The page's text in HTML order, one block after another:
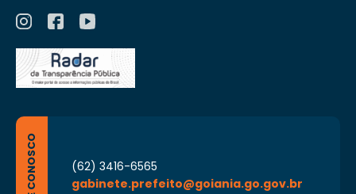
FALE CONOSCO
(62) 3416-6565
gabinete.prefeito@goiania.go.gov.br